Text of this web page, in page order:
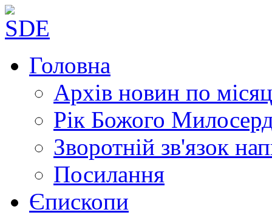
Головна
Архів новин по
Рік Божого
Зворотній зв'язок
Посилання
Єпископи